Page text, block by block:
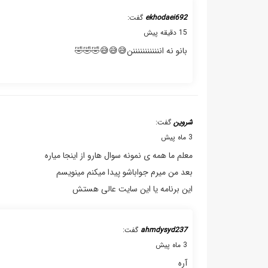
ekhodaei692 گفت:
15 دقیقه پیش
بانو نه اننننننننننننن😅😅😅🤣🤣🤣
شروین گفت:
3 ماه پیش
معلم ما همه ی نمونه سوال هارو از اینجا میاره
بعد من میرم جواباشو پیدا میکنم مینویسم
این برنامه یا این سایت عالی هستش
ahmdysyd237 گفت:
3 ماه پیش
آره